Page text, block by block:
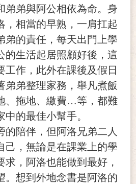
弟弟與阿公相依為命。身
，相當的早熟，一肩扛起
弟的責任，每天出門上學
的生活起居照顧好後，這
工作，此外在課後及假日
弟弟整理家務，舉凡煮飯
、拖地、繳費…等，都難
的最佳小幫手。
的陪伴，但阿洛兄弟二人
己，無論是在課業上的學
求，阿洛也能做到最好，
。想到外地念書是阿洛的